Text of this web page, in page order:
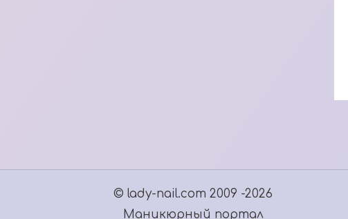
© lady-nail.com 2009 -2026
Маникюрный портал